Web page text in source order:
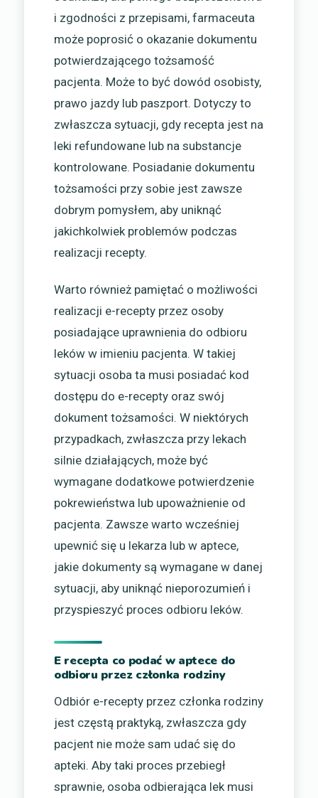
i zgodności z przepisami, farmaceuta
może poprosić o okazanie dokumentu
potwierdzającego tożsamość
pacjenta. Może to być dowód osobisty,
prawo jazdy lub paszport. Dotyczy to
zwłaszcza sytuacji, gdy recepta jest na
leki refundowane lub na substancje
kontrolowane. Posiadanie dokumentu
tożsamości przy sobie jest zawsze
dobrym pomysłem, aby uniknąć
jakichkolwiek problemów podczas
realizacji recepty.
Warto również pamiętać o możliwości
realizacji e-recepty przez osoby
posiadające uprawnienia do odbioru
leków w imieniu pacjenta. W takiej
sytuacji osoba ta musi posiadać kod
dostępu do e-recepty oraz swój
dokument tożsamości. W niektórych
przypadkach, zwłaszcza przy lekach
silnie działających, może być
wymagane dodatkowe potwierdzenie
pokrewieństwa lub upoważnienie od
pacjenta. Zawsze warto wcześniej
upewnić się u lekarza lub w aptece,
jakie dokumenty są wymagane w danej
sytuacji, aby uniknąć nieporozumień i
przyspieszyć proces odbioru leków.
E recepta co podać w aptece do
odbioru przez członka rodziny
Odbiór e-recepty przez członka rodziny
jest częstą praktyką, zwłaszcza gdy
pacjent nie może sam udać się do
apteki. Aby taki proces przebiegł
sprawnie, osoba odbierająca lek musi